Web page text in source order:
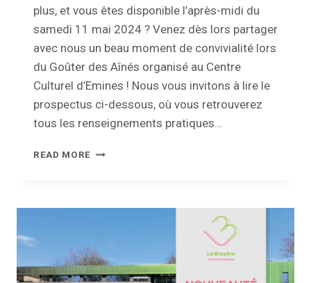
plus, et vous êtes disponible l’après-midi du
samedi 11 mai 2024 ? Venez dès lors partager
avec nous un beau moment de convivialité lors
du Goûter des Aînés organisé au Centre
Culturel d’Emines ! Nous vous invitons à lire le
prospectus ci-dessous, où vous retrouverez
tous les renseignements pratiques…
READ MORE BIENTÔT
GOÛTER
À
LA